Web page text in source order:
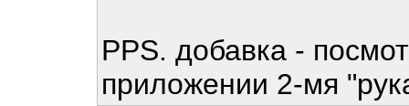
PPS. добавка -
приложении 2-мя